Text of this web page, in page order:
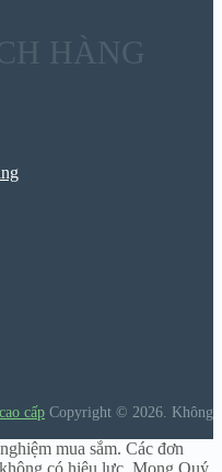
HÀNG
cấp Copyright © 2026. Không
mua sắm. Các đơn